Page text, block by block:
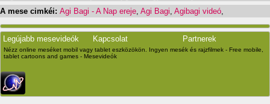
A mese cimkéi: Agi Bagi - A Nap ereje Agi Bagi Agibagi videó
Legújabb mesevideók Kapcsolat Partnerek
Nézz online meséket mobil vagy tablet eszközökön. Ingyen mesék és rajzfilmek - Free mobile,
tablet cartoons and games - Mesevideók